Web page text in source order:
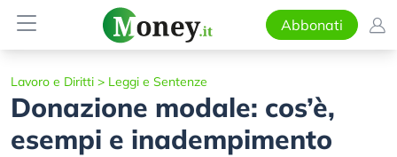
Abbonati
Lavoro e Diritti > Leggi e Sentenze
Donazione modale: cos’è,
esempi e inadempimento